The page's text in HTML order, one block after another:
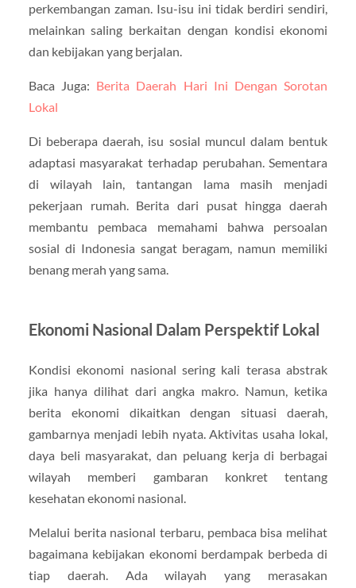
perkembangan zaman. Isu-isu ini tidak berdiri sendiri,
melainkan saling berkaitan dengan kondisi ekonomi
dan kebijakan yang berjalan.
Baca Juga: Berita Daerah Hari Ini Dengan Sorotan
Lokal
Di beberapa daerah, isu sosial muncul dalam bentuk
adaptasi masyarakat terhadap perubahan. Sementara
di wilayah lain, tantangan lama masih menjadi
pekerjaan rumah. Berita dari pusat hingga daerah
membantu pembaca memahami bahwa persoalan
sosial di Indonesia sangat beragam, namun memiliki
benang merah yang sama.
Ekonomi Nasional Dalam Perspektif Lokal
Kondisi ekonomi nasional sering kali terasa abstrak
jika hanya dilihat dari angka makro. Namun, ketika
berita ekonomi dikaitkan dengan situasi daerah,
gambarnya menjadi lebih nyata. Aktivitas usaha lokal,
daya beli masyarakat, dan peluang kerja di berbagai
wilayah memberi gambaran konkret tentang
kesehatan ekonomi nasional.
Melalui berita nasional terbaru, pembaca bisa melihat
bagaimana kebijakan ekonomi berdampak berbeda di
tiap daerah. Ada wilayah yang merasakan